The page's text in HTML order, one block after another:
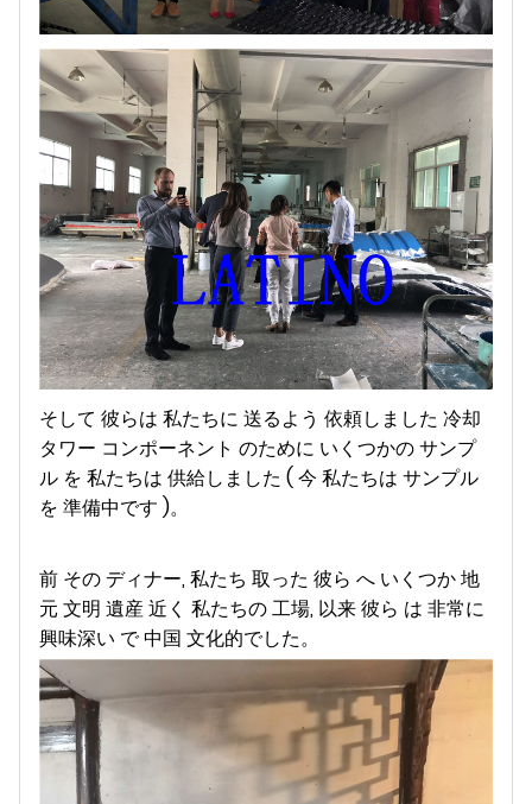
そして 彼らは 私たちに 送るよう 依頼しました 冷却
タワー コンポーネント のために いくつかの サンプ
ル を 私たちは 供給しました ( 今 私たちは サンプル
を 準備中です )。
前 その ディナー, 私たち 取った 彼ら へ いくつか 地
元 文明 遺産 近く 私たちの 工場, 以来 彼ら は 非常に
興味深い で 中国 文化的でした。